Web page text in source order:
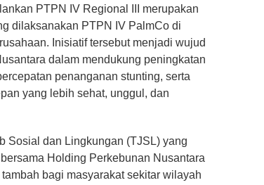
PTPN IV Regional III merupakan
dilaksanakan PTPN IV PalmCo di
Inisiatif tersebut menjadi wujud
dalam mendukung peningkatan
penanganan stunting, serta
yang lebih sehat, unggul, dan
Sosial dan Lingkungan (TJSL) yang
Holding Perkebunan Nusantara
bagi masyarakat sekitar wilayah